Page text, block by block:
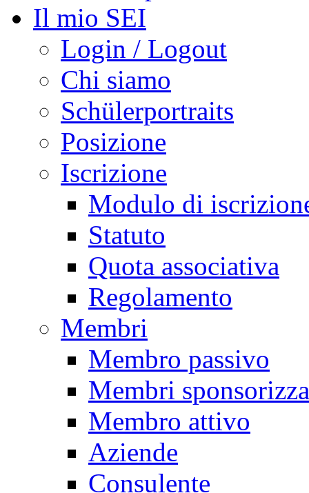
Il mio SEI
Login / Logout
Chi siamo
Schülerportraits
Posizione
Iscrizione
Modulo di
Statuto
Quota associativa
Regolamento
Membri
Membro passivo
Membri
Membro attivo
Aziende
Consulente